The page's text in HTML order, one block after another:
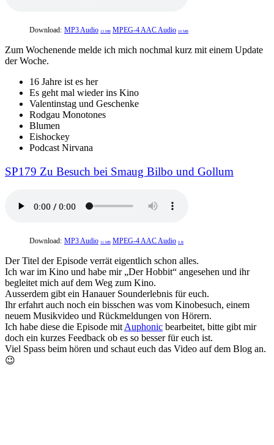
Download: MP3 Audio 13 MB MPEG-4 AAC Audio 10 MB
Zum Wochenende melde ich mich nochmal kurz mit einem Update
der Woche.
16 Jahre ist es her
Es geht mal wieder ins Kino
Valentinstag und Geschenke
Rodgau Monotones
Blumen
Eishockey
Podcast Nirvana
SP179 Zu Besuch bei Smaug Bilbo und Gollum
Download: MP3 Audio 11 MB MPEG-4 AAC Audio 0 B
Der Titel der Episode verrät eigentlich schon alles.
Ich war im Kino und habe mir „Der Hobbit“ angesehen und ihr
begleitet mich auf dem Weg zum Kino.
Ausserdem gibt ein Hanauer Sounderlebnis für euch.
Ihr erfahrt auch noch ein bisschen was vom Kinobesuch, einem
neuem Musikvideo und Rückmeldungen von Hörern.
Ich habe diese die Episode mit Auphonic bearbeitet, bitte gibt mir
doch ein kurzes Feedback ob es so besser für euch ist.
Viel Spass beim hören und schaut euch das Video auf dem Blog an.
😉